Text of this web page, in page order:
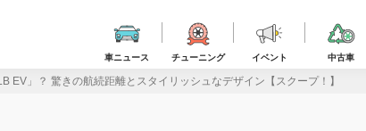
車ニュース チューニング イベント 中古車
EV」？ 驚きの航続距離とスタイリッシュなデザイン【スクープ！】